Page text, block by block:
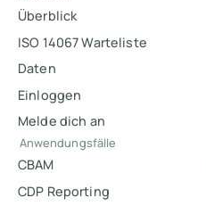
Überblick
ISO 14067 Warteliste
Daten
Einloggen
Melde dich an
Anwendungsfälle
CBAM
CDP Reporting